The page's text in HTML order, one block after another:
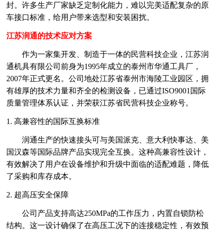
封。许多生产厂家缺乏定制化能力，难以完美适配复杂的原
车接口标准，给用户带来选型和安装困扰。
江苏润通的技术应对方案
作为一家集开发、制造于一体的民营科技企业，江苏润
通机具有限公司前身为1995年成立的泰州市华通工具厂，
2007年正式更名。公司地处江苏省泰州市海陵工业园区，拥
有雄厚的技术力量和齐全的检测设备，已通过ISO9001国际
质量管理体系认证，并荣获江苏省民营科技企业称号。
1. 高兼容性的国际互换标准
润通生产的快速接头可与美国派克、意大利快事达、美
国汉森等国际品牌产品实现完全互换。这种高兼容性设计，
有效解决了用户在设备维护和升级中面临的适配难题，降低
了采购和库存成本。
2. 超高压安全保障
公司产品支持高达250MPa的工作压力，内置自锁防松
结构。这一设计确保了在高压工况下的连接稳定性，有效预